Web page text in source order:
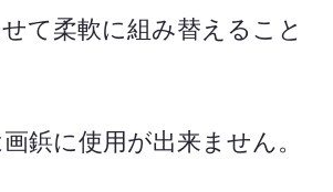
て柔軟に組み替えること
鋲に使用が出来ません。